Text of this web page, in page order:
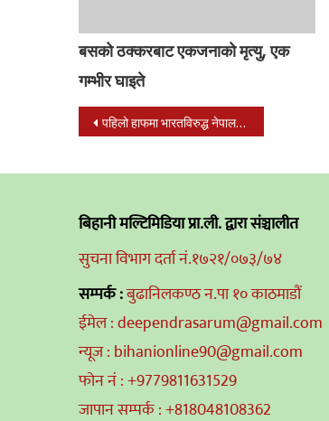
बसको ठक्करबाट एकजनाको मृत्यु, एक
गम्भीर घाइते
Post
पहिलो हाफमा भारतविरुद्ध नेपाललाई १-० गोलको अग्रता
बिहानी मल्टिमिडिया प्रा.ली. द्वारा संञ्चालीत
सुचना विभाग दर्ता नं.१७२१/०७३/७४
सम्पर्क :बुढानिलकण्ठ न.पा १० काठमाडौं
ईमेल : deependrasarum@gmail.com
न्यूज : bihanionline90@gmail.com
फोन नं : +9779811631529
जापान सम्पर्क : +818048108362